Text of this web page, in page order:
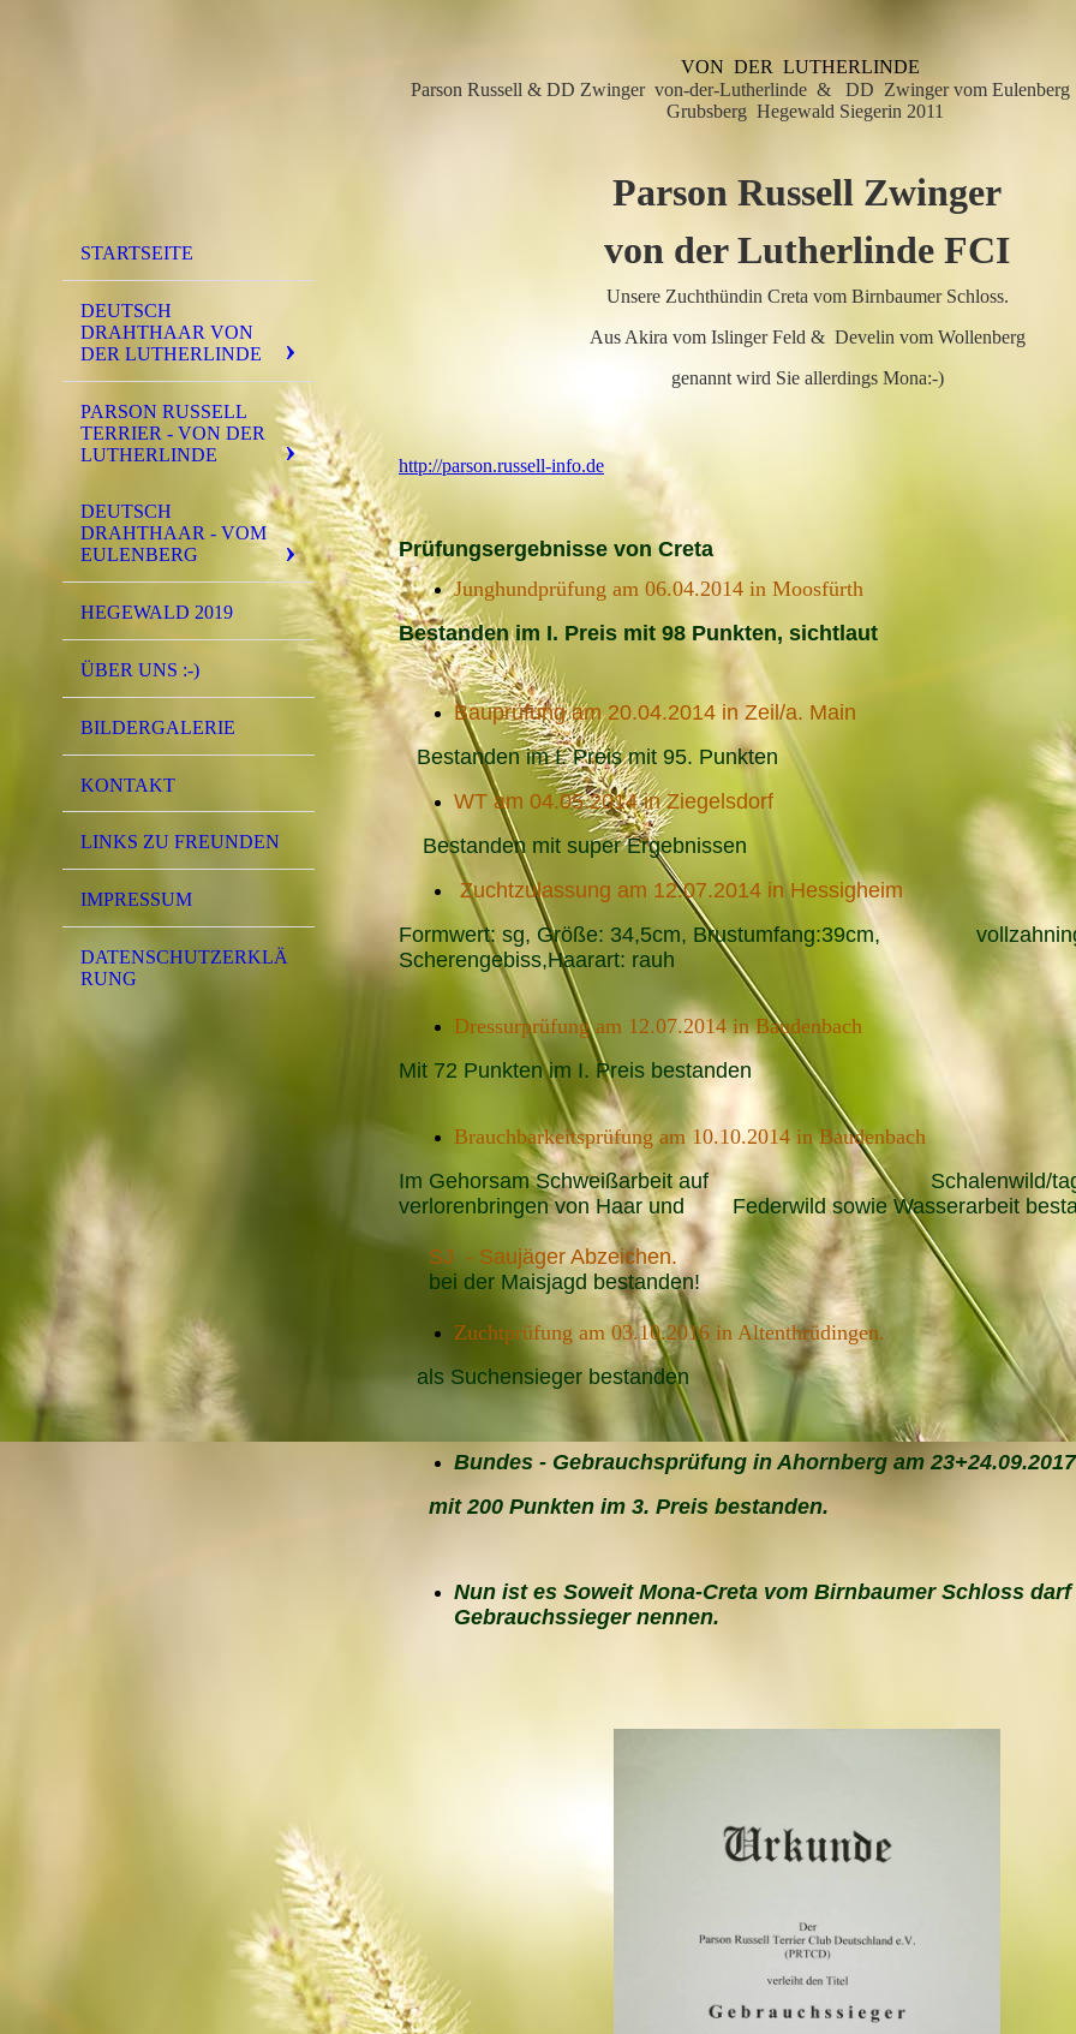
STARTSEITE
DEUTSCH
DRAHTHAAR VON
DER LUTHERLINDE
PARSON RUSSELL
TERRIER - VON DER
LUTHERLINDE
DEUTSCH
DRAHTHAAR - VOM
EULENBERG
HEGEWALD 2019
ÜBER UNS :-)
BILDERGALERIE
KONTAKT
LINKS ZU FREUNDEN
IMPRESSUM
DATENSCHUTZERKLÄ
RUNG
VON DER LUTHERLINDE
Parson Russell & DD Zwinger von-der-Lutherlinde & DD Zwinger vom Eulenberg
Grubsberg Hegewald Siegerin 2011
Parson Russell Zwinger
von der Lutherlinde FCI
Unsere Zuchthündin Creta vom Birnbaumer Schloss.
Aus Akira vom Islinger Feld & Develin vom Wollenberg
genannt wird Sie allerdings Mona:-)
http://parson.russell-info.de
Prüfungsergebnisse von Creta
Junghundprüfung am 06.04.2014 in Moosfürth
Bestanden im I. Preis mit 98 Punkten, sichtlaut
Bauprüfung am 20.04.2014 in Zeil/a. Main
Bestanden im I. Preis mit 95. Punkten
WT am 04.05.2014 in Ziegelsdorf
Bestanden mit super Ergebnissen
Zuchtzulassung am 12.07.2014 in Hessigheim
Formwert: sg, Größe: 34,5cm, Brustumfang:39cm,
Scherengebiss,Haarart: rauh
Dressurprüfung am 12.07.2014 in Baudenbach
Mit 72 Punkten im I. Preis bestanden
Brauchbarkeitsprüfung am 10.10.2014 in Baudenbach
Im Gehorsam Schweißarbeit auf Schalenwild/
verlorenbringen von Haar und Federwild sowie Wasserarbeit
SJ - Saujäger Abzeichen.
bei der Maisjagd bestanden!
Zuchtprüfung am 03.10.2016 in Altenthrüdingen.
als Suchensieger bestanden
Bundes - Gebrauchsprüfung in Ahornberg am 23+24.09.2017
mit 200 Punkten im 3. Preis bestanden.
Nun ist es Soweit Mona-Creta vom Birnbaumer Schloss
Gebrauchssieger nennen.